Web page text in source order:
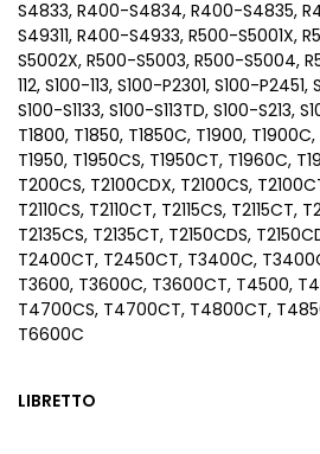
S4833, R400-S4834, R400-S4835,
S49311, R400-S4933, R500-S5001X,
S5002X, R500-S5003, R500-S5004,
112, S100-113, S100-P2301, S100-P2451,
S100-S1133, S100-S113TD, S100-S213,
T1800, T1850, T1850C, T1900, T1900C,
T1950, T1950CS, T1950CT, T1960C,
T200CS, T2100CDX, T2100CS,
T2110CS, T2110CT, T2115CS, T2115CT,
T2135CS, T2135CT, T2150CDS,
T2400CT, T2450CT, T3400C,
T3600, T3600C, T3600CT, T4500,
T4700CS, T4700CT, T4800CT,
T6600C
LIBRETTO